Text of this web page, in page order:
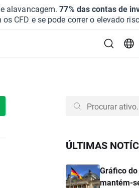
alavancagem.77% das contas de
CFD e se pode correr o elevado
ÚLTIMAS
Gráfico
mantém-